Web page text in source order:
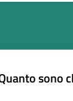
sono